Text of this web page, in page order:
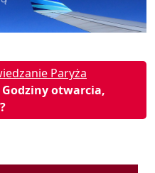
Paryża
otwarcia,